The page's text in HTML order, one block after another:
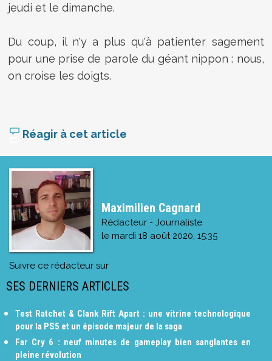
jeudi et le dimanche.
Du coup, il n'y a plus qu'à patienter sagement
pour une prise de parole du géant nippon : nous,
on croise les doigts.
Réagir à cet article
Maximilien Cagnard
Rédacteur - Journaliste
le mardi 18 août 2020, 15:35
Suivre ce rédacteur sur
SES DERNIERS ARTICLES
Test Ratchet & Clank Rift Apart : une vitrine technologique
pour la PS5 et un épisode majeur de la saga
Far Cry 6 : neuf minutes de gameplay bien sanglantes en
pleine révolution